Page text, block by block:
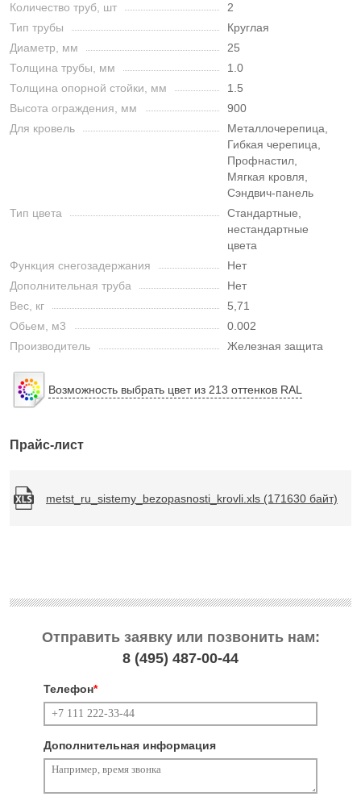
Количество труб, шт
2
Тип трубы
Круглая
Диаметр, мм
25
Толщина трубы, мм
1.0
Толщина опорной стойки, мм
1.5
Высота ограждения, мм
900
Для кровель
Металлочерепица,
Гибкая черепица,
Профнастил,
Мягкая кровля,
Сэндвич-панель
Тип цвета
Стандартные,
нестандартные
цвета
Функция снегозадержания
Нет
Дополнительная труба
Нет
Вес, кг
5,71
Обьем, м3
0.002
Производитель
Железная защита
Возможность выбрать цвет из 213 оттенков RAL
Прайс-лист
metst_ru_sistemy_bezopasnosti_krovli.xls (171630 байт)
Отправить заявку или позвонить нам:
8 (495) 487-00-44
Телефон*
Дополнительная информация